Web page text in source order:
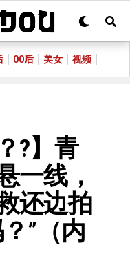
00后 美女 视频
?】青
一线，
还边拍
”（内